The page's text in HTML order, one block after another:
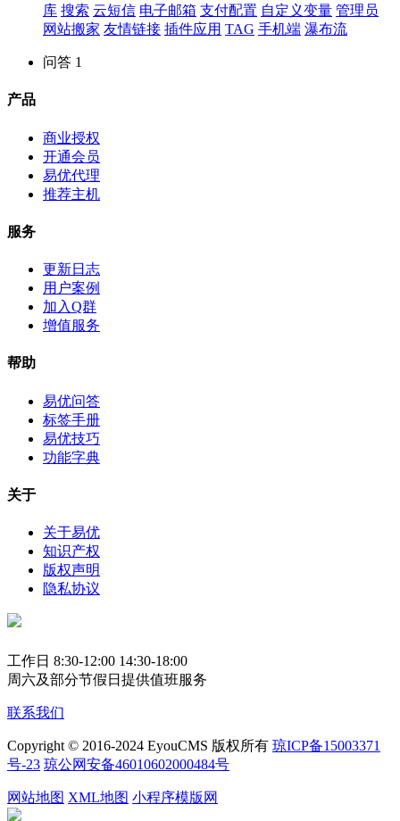
库 搜索 云短信 电子邮箱 支付配置 自定义变量 管理员
网站搬家 友情链接 插件应用 TAG 手机端 瀑布流
问答 1
产品
商业授权
开通会员
易优代理
推荐主机
服务
更新日志
用户案例
加入Q群
增值服务
帮助
易优问答
标签手册
易优技巧
功能字典
关于
关于易优
知识产权
版权声明
隐私协议
工作日 8:30-12:00 14:30-18:00
周六及部分节假日提供值班服务
联系我们
Copyright © 2016-2024 EyouCMS 版权所有 琼ICP备15003371
号-23 琼公网安备46010602000484号
网站地图 XML地图 小程序模版网